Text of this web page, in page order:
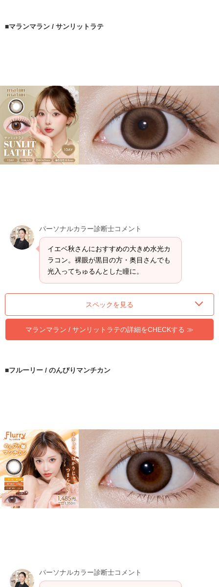
マランマラン / サンリットラテ
パーソナルカラー診断士コメント
イエベ秋さんにおすすめの大きめ水光カ
ラコン。裸眼が黒目の方・奥目さんでも
光入ってちゅるんとした瞳に。
スペックを見る
マランマラン / サンリットラテの詳細をCHECKする ≫
フルーリー / のんびりマンチカン
パーソナルカラー診断士コメント